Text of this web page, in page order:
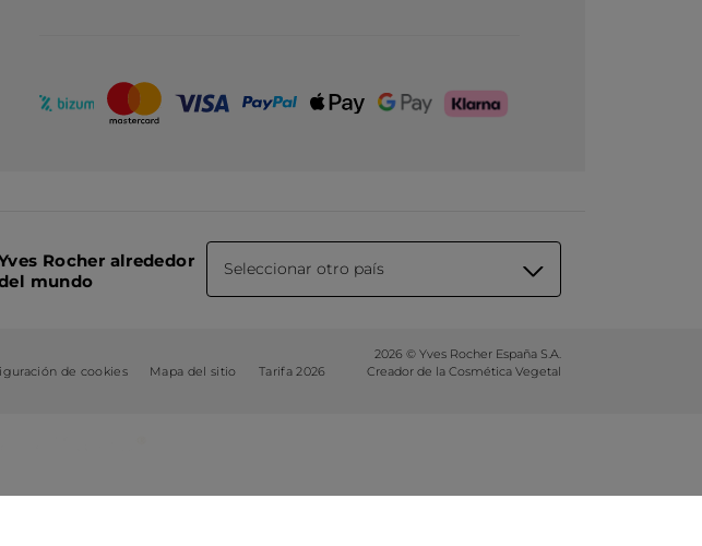
Rocher alrededor
mundo
Seleccionar otro país
de cookies Mapa del sitio Tarifa 2026
2026 © Yves Rocher España S.A.
Creador de la Cosmética Vegetal